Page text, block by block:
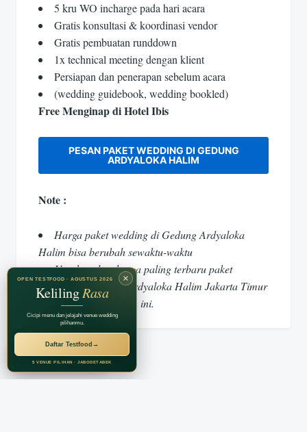
5 kru WO incharge pada hari acara
Gratis konsultasi & koordinasi vendor
Gratis pembuatan runddown
1x technical meeting dengan klient
Persiapan dan penerapan sebelum acara
(wedding guidebook, wedding bookled)
Free Menginap di Hotel Ibis
PESAN PAKET WEDDING DI GEDUNG
ARDYALOKA HALIM
Note :
Harga paket wedding di Gedung Ardyaloka
Halim bisa berubah sewaktu-waktu
Untuk update harga paling terbaru paket
wedding di Gedung Ardyaloka Halim Jakarta Timur
kunjungi link di bawah ini.
RECOMMENDED BY
Jagarasa Group
×
OPEN TESTFOOD · AGUSTUS 2026
KelilingRasa
Cicipi menu dan jelajahi venue wedding
pilihanmu.
Daftar Testfood →
5 VENUE PILIHAN · JABODETABEK